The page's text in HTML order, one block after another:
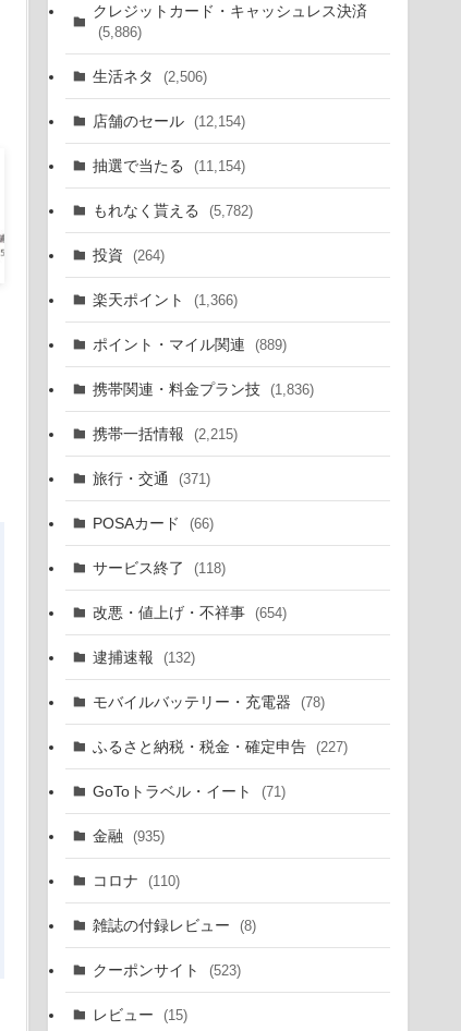
クレジットカード・キャッシュレス決済
(5,886)
生活ネタ (2,506)
店舗のセール (12,154)
抽選で当たる (11,154)
もれなく貰える (5,782)
投資 (264)
楽天ポイント (1,366)
ポイント・マイル関連 (889)
携帯関連・料金プラン技 (1,836)
携帯一括情報 (2,215)
旅行・交通 (371)
POSAカード (66)
サービス終了 (118)
改悪・値上げ・不祥事 (654)
逮捕速報 (132)
モバイルバッテリー・充電器 (78)
ふるさと納税・税金・確定申告 (227)
GoToトラベル・イート (71)
金融 (935)
コロナ (110)
雑誌の付録レビュー (8)
クーポンサイト (523)
レビュー (15)